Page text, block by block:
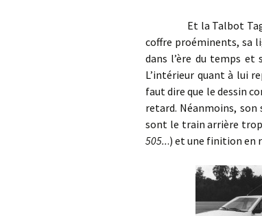
Et la Talbot Tagora
coffre proéminents, sa
dans l’ère du temps
L’intérieur quant à lui
faut dire que le dessin
retard. Néanmoins, son
sont le train arrière trop
505...) et une finition en